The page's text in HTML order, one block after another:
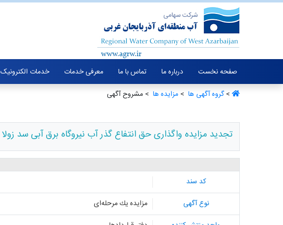
صفحه نخست درباره ما تماس با ما معرفی خدمات خدمات الکترونیک
>گروه آگهی ها ‏ > مزایده ها ‏ > مشروح آگهی
تجدید مزایده واگذاری حق انتفاع گذر آب نیروگاه برق آبی سد زولا
کد سند
نوع آگهی
مزایده یك مرحله‌ای